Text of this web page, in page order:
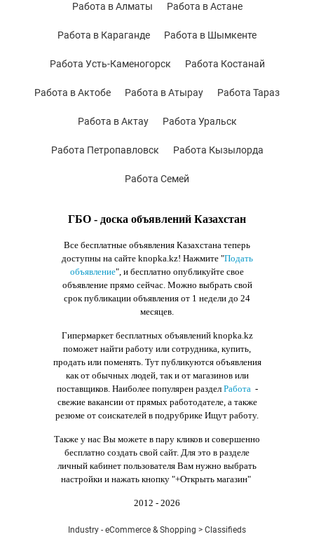
ГБО - доска объявлений Казахстан
Все бесплатные объявления Казахстана теперь
доступны на сайте knopka.kz! Нажмите "Подать
объявление", и бесплатно опубликуйте свое
объявление прямо сейчас. Можно выбрать свой
срок публикации объявления от 1 недели до 24
месяцев.
Гипермаркет бесплатных объявлений knopka.kz
поможет найти работу или сотрудника, купить,
продать или поменять. Тут публикуются объявления
как от обычных людей, так и от магазинов или
поставщиков. Наиболее популярен раздел Работа-
свежие вакансии от прямых работодателе, а также
резюме от соискателей в подрубрике Ищут работу.
Также у нас Вы можете в пару кликов и совершенно
бесплатно создать свой сайт. Для это в разделе
личный кабинет пользователя Вам нужно выбрать
настройки и нажать кнопку "+Открыть магазин"
2012 - 2026
Работа в Алматы Работа в Астане
Работа в Караганде Работа в Шымкенте
Работа Усть-Каменогорск Работа Костанай
Работа в Актобе Работа в Атырау Работа Тараз
Работа в Актау Работа Уральск
Работа Петропавловск Работа Кызылорда
Работа Семей
Industry - eCommerce & Shopping > Classifieds